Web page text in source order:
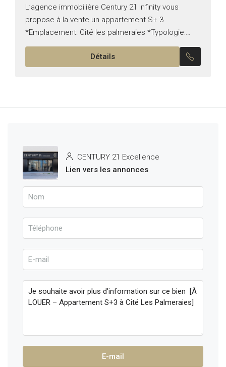
L’agence immobilière Century 21 Infinity vous
propose à la vente un appartement S+ 3
*Emplacement: Cité les palmeraies *Typologie:
S+3 *Superficie: 130 m² Il est composé de: -Un
Détails
CENTURY 21 Excellence
Lien vers les annonces
E-mail